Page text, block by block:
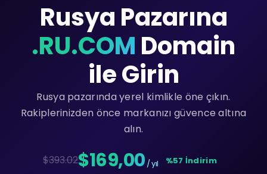
Rusya Pazarına
.RU.COM Domain
ile Girin
Rusya pazarında yerel kimlikle öne çıkın.
Rakiplerinizden önce markanızı güvence altına
alın.
$393.02$169,00 / yıl %57 İndirim